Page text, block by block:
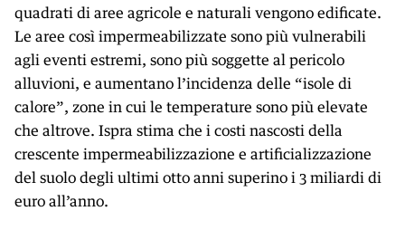
quadrati di aree agricole e naturali vengono edificate.
Le aree così impermeabilizzate sono più vulnerabili
agli eventi estremi, sono più soggette al pericolo
alluvioni, e aumentano l’incidenza delle “isole di
calore”, zone in cui le temperature sono più elevate
che altrove. Ispra stima che i costi nascosti della
crescente impermeabilizzazione e artificializzazione
del suolo degli ultimi otto anni superino i 3 miliardi di
euro all’anno.